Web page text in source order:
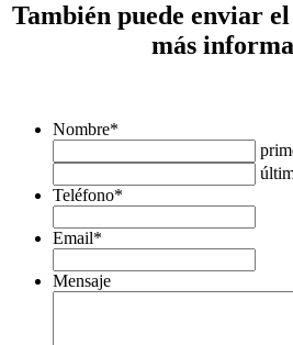
También puede enviar
más
Nombre*
Teléfono*
Email*
Mensaje